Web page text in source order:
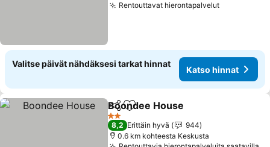
Rentouttavat hierontapalvelut
Valitse päivät nähdäksesi tarkat hinnat
Katso hinnat
Jaa Lisää suosikkeihin
Boondee House
2 Tähtiluokitus
8,2 Erittäin hyvä
944
0.6 km kohteesta Keskusta